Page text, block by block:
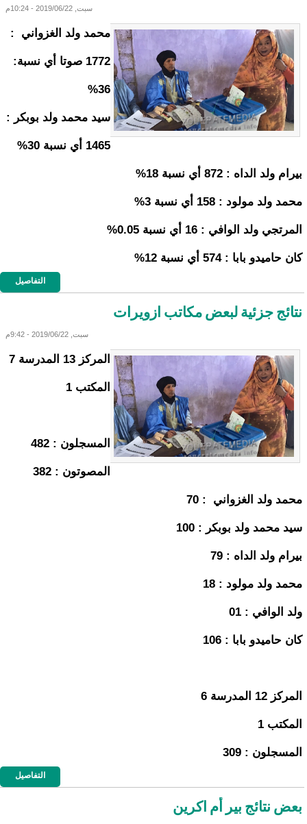
سبت, 2019/06/22 - 10:24م
محمد ولد الغزواني :
1772 صوتا أي نسبة:
36%
سيد محمد ولد بوبكر :
1465 أي نسبة 30%
بيرام ولد الداه : 872 أي نسبة 18%
محمد ولد مولود : 158 أي نسبة 3%
المرتجي ولد الوافي : 16 أي نسبة 0.05%
كان حاميدو بابا : 574 أي نسبة 12%
التفاصيل
نتائج جزئية لبعض مكاتب ازويرات
سبت, 2019/06/22 - 9:42م
المركز 13 المدرسة 7
المكتب 1
المسجلون : 482
المصوتون : 382
محمد ولد الغزواني : 70
سيد محمد ولد بوبكر : 100
بيرام ولد الداه : 79
محمد ولد مولود : 18
ولد الوافي : 01
كان حاميدو بابا : 106
المركز 12 المدرسة 6
المكتب 1
المسجلون : 309
التفاصيل
بعض نتائج بير أم اكرين